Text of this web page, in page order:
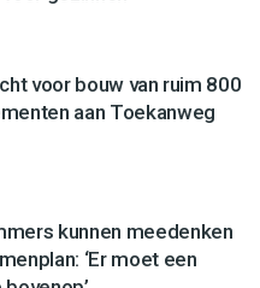
voor bouw van ruim 800
aan Toekanweg
kunnen meedenken
‘Er moet een